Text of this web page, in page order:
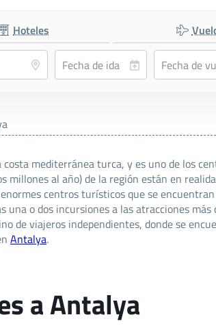
Hoteles
mediterránea turca, y es uno de los
millones al año) de la región están en
centros turísticos que se
una o dos incursiones a las atracciones
de viajeros independientes, donde se
Antalya.
a Antalya